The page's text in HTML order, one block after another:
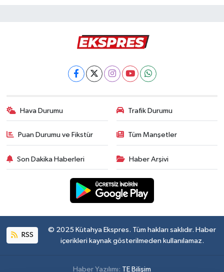
Hava Durumu Trafik Durumu
Puan Durumu ve Fikstür Tüm Manşetler
Son Dakika Haberleri Haber Arşivi
RSS
© 2025 Kütahya Ekspres. Tüm hakları saklıdır. Haber
içerikleri kaynak gösterilmeden kullanılamaz.
Haber Yazılımı: TE Bilişim